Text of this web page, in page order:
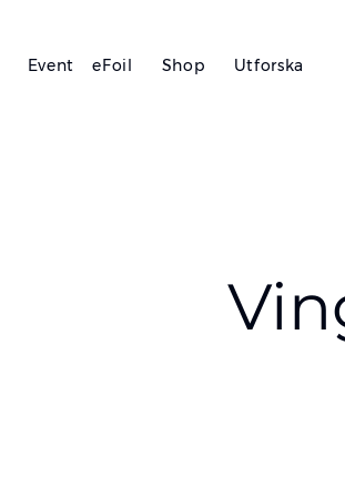
Event eFoil Shop Utforska